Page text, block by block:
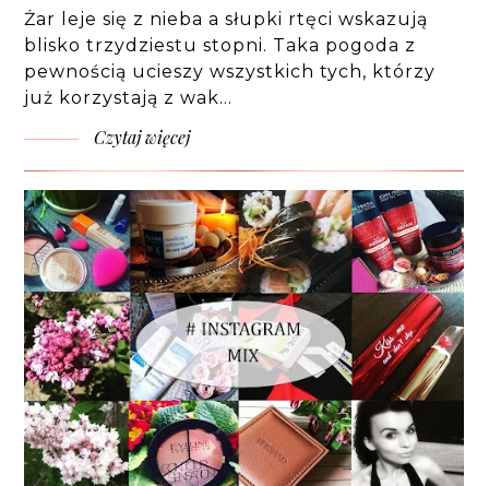
Żar leje się z nieba a słupki rtęci wskazują
blisko trzydziestu stopni. Taka pogoda z
pewnością ucieszy wszystkich tych, którzy
już korzystają z wak…
Czytaj więcej